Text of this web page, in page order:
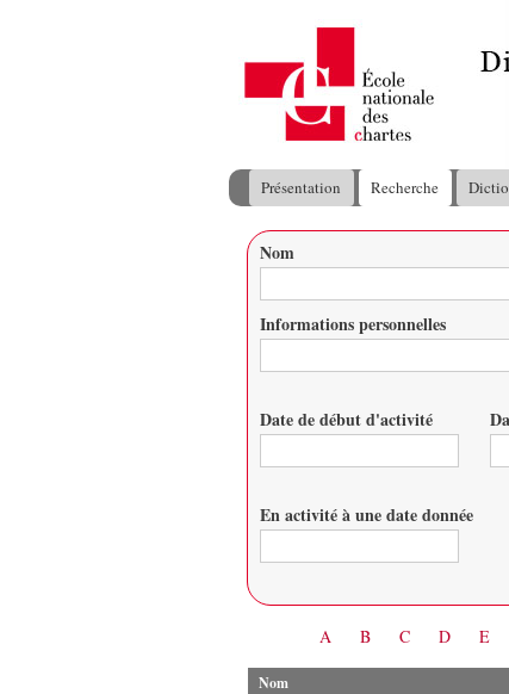
Menu principal
Présentation Recherche
Vous êtes ici
Nom
Informations personnelles
Date de début d'activité
En activité à une date donnée
A B C D E
Nom